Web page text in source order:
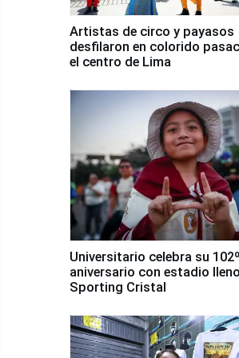
Artistas de circo y payasos
desfilaron en colorido
el centro de Lima
Universitario celebra su 102º
aniversario con estadio
Sporting Cristal